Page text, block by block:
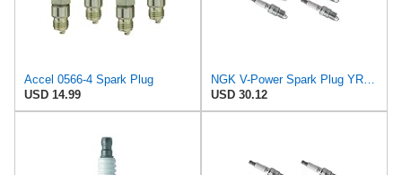
Accel 0566-4 Spark Plug
USD 14.99
NGK V-Power Spark Plug YR55 (6 Pack) Compatible With PONTIAC LEMANS 1975-1975 4.1L/250
USD 30.12